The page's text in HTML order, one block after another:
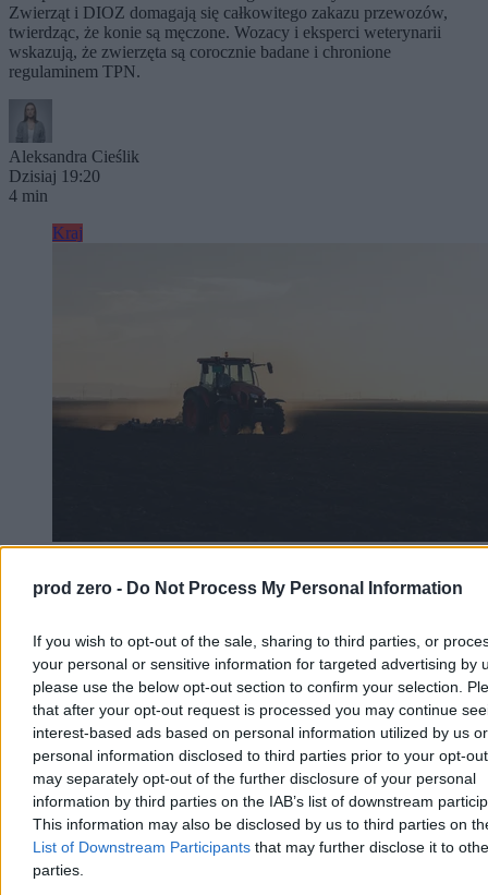
prod zero - Do Not Process My Personal Information
If you wish to opt-out of the sale, sharing to third parties, or
your personal or sensitive information for targeted advertising by
please use the below opt-out section to confirm your selection.
that after your opt-out request is processed you may continue
interest-based ads based on personal information utilized by us or
personal information disclosed to third parties prior to your opt-
may separately opt-out of the further disclosure of your personal
information by third parties on the IAB’s list of downstream
This information may also be disclosed by us to third parties on
List of Downstream Participants that may further disclose it to
parties.
Zwierząt i DIOZ domagają się całkowitego zakazu przewozów,
twierdząc, że konie są męczone. Wozacy i eksperci weterynarii
wskazują, że zwierzęta są corocznie badane i chronione
regulaminem TPN.
Aleksandra Cieślik
Dzisiaj 19:20
4 min
Kraj
Rolnik zaorał nowy asfalt w Gliwicach. Straty to
ok. 400 tys. zł
W piątek w gliwickiej dzielnicy Ostropa 60-letni rolnik ciągnikiem
marki Ursus celowo wjechał na świeżo położony asfalt, niszcząc
pługiem ok. 200 metrów nowej jezdni. Twierdził, że droga należy
do niego. Policja zatrzymała go na gorącym uczynku. Straty
oszacowano wstępnie na ok. 400 tys. zł.
Aleksandra Cieślik
Dzisiaj 18:17
3 min
Reklama
Reklama